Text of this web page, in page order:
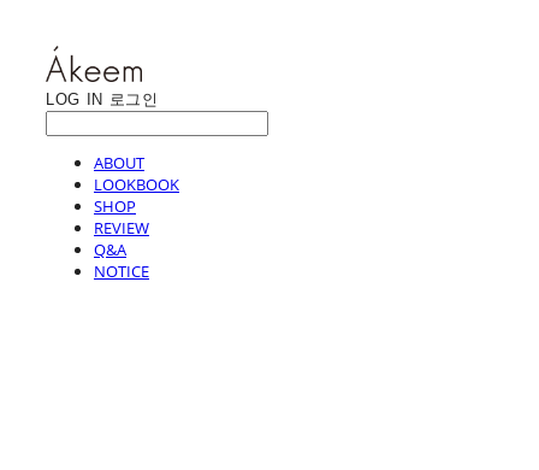
LOG IN 로그인
ABOUT
LOOKBOOK
SHOP
REVIEW
Q&A
NOTICE